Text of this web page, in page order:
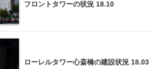
フロントタワーの状況 18.10
ローレルタワー心斎橋の建設状況 18.03